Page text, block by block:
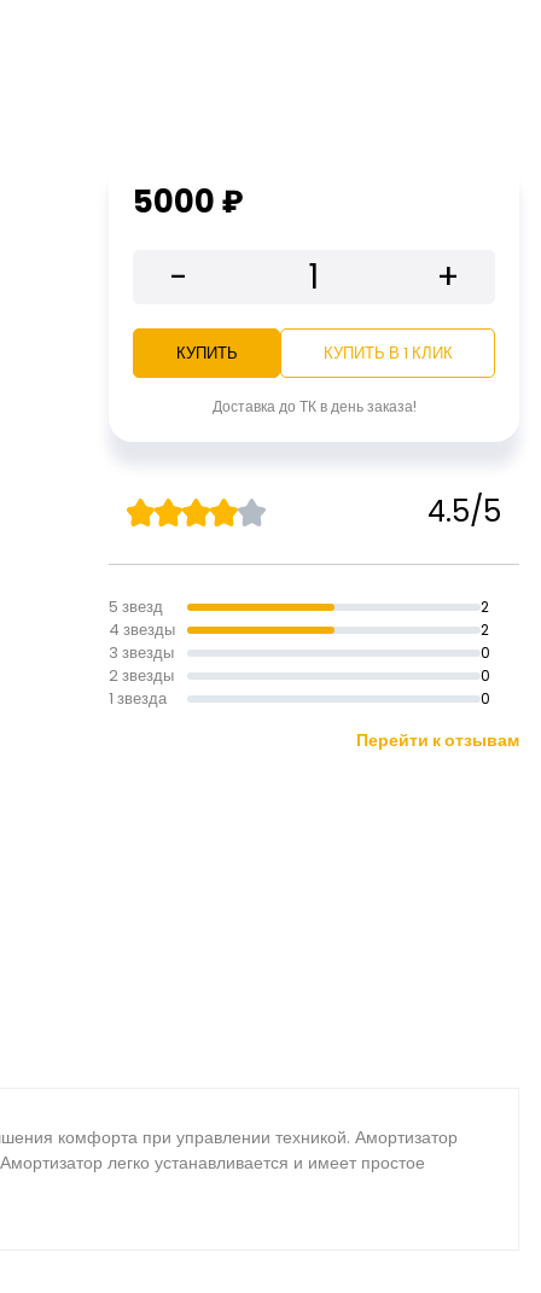
5000 ₽
- +
КУПИТЬ КУПИТЬ В 1 КЛИК
Доставка до ТК в день заказа!
4.5/5
5 звезд 2
4 звезды 2
3 звезды 0
2 звезды 0
1 звезда 0
Перейти к отзывам
комфорта при управлении техникой. Амортизатор
легко устанавливается и имеет простое